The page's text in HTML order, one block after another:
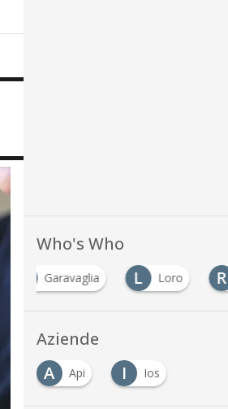
Who's Who
Garavaglia L Loro R
Aziende
A
Api I Ios